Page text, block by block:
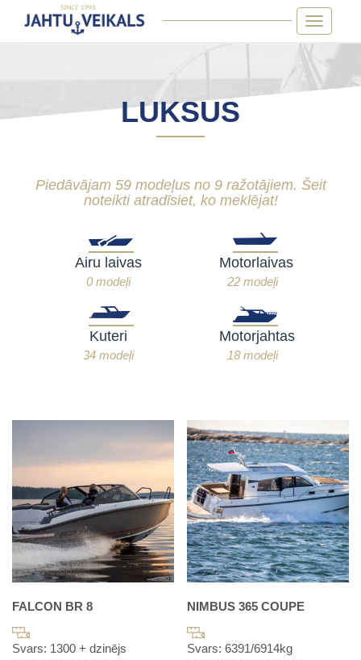
Toggle
LUKSUS
Piedāvājam 59 modeļus no 9 ražotājiem. Šeit
noteikti atradīsiet, ko meklējat!
Airu laivas
0 modeļi
Motorlaivas
22 modeļi
Kuteri
34 modeļi
Motorjahtas
18 modeļi
FALCON BR 8
Svars: 1300 + dzinējs
NIMBUS 365 COUPE
Svars: 6391/6914kg